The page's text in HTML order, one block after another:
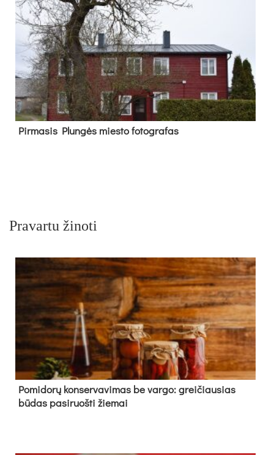
Pir­ma­sis Plun­gės mies­to fo­tog­ra­fas
Pravartu žinoti
Pomidorų konservavimas be vargo: greičiausias
būdas pasiruošti žiemai